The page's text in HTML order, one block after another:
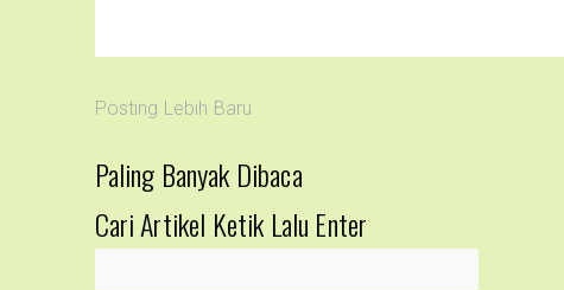
Posting Lebih Baru
Paling Banyak Dibaca
Cari Artikel Ketik Lalu Enter